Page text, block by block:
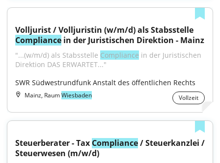
Compliance in der Juristischen Direktion - Mainz
"...(w/m/d) als Stabsstelle Compliance in der Juristischen
Direktion DAS ERWARTET..."
SWR Südwestrundfunk Anstalt des öffentlichen Rechts
Mainz, RaumWiesbaden Vollzeit
Steuerberater - Tax Compliance / Steuerkanzlei /
Steuerwesen (m/w/d)